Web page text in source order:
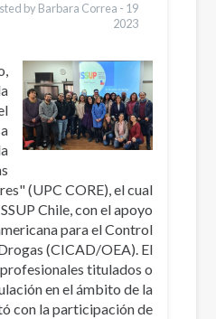
by Barbara Correa -
2023
(UPC CORE), el cual
Chile, con el apoyo
para el Control
(CICAD/OEA). El
titulados o
en el ámbito de la
con la participación de